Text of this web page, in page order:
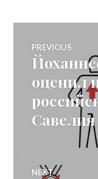
Post
PREVIOUS
Previous
оценил
NEXT